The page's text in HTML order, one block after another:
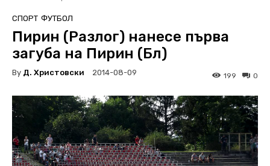
СПОРТ ФУТБОЛ
Пирин (Разлог) нанесе първа
загуба на Пирин (Бл)
By Д. Христовски 2014-08-09 0
199